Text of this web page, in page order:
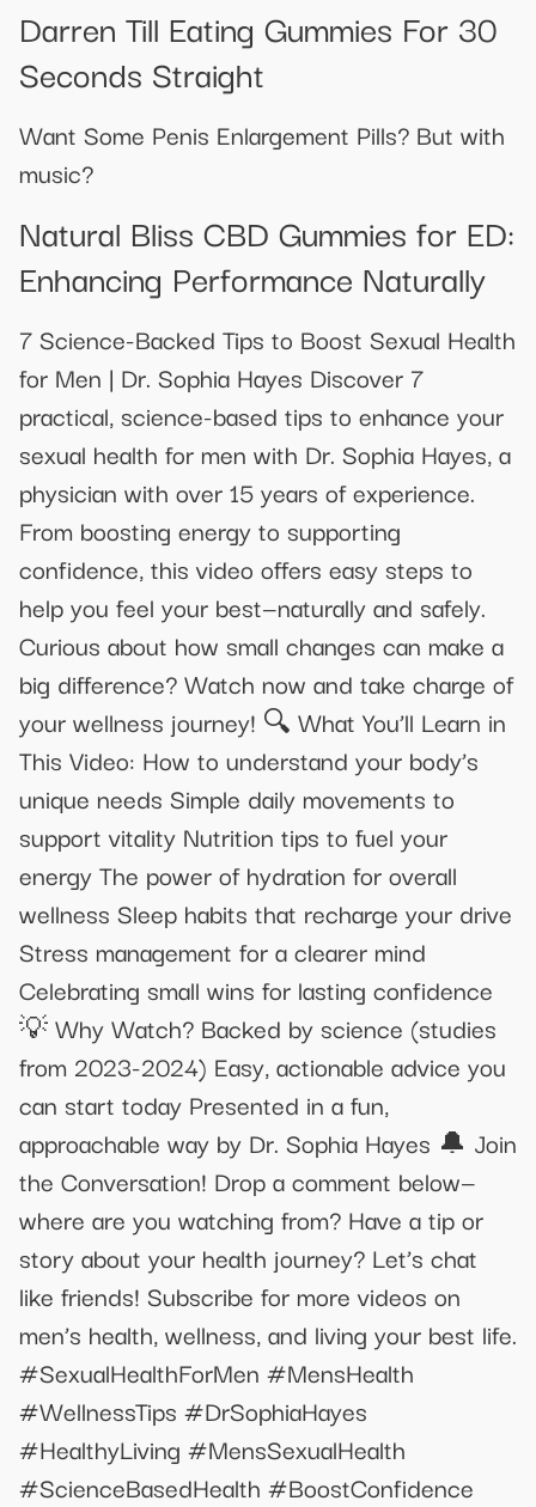
Darren Till Eating Gummies For 30
Seconds Straight
Want Some Penis Enlargement Pills? But with
music?
Natural Bliss CBD Gummies for ED:
Enhancing Performance Naturally
7 Science-Backed Tips to Boost Sexual Health
for Men | Dr. Sophia Hayes Discover 7
practical, science-based tips to enhance your
sexual health for men with Dr. Sophia Hayes, a
physician with over 15 years of experience.
From boosting energy to supporting
confidence, this video offers easy steps to
help you feel your best—naturally and safely.
Curious about how small changes can make a
big difference? Watch now and take charge of
your wellness journey! 🔍 What You’ll Learn in
This Video: How to understand your body’s
unique needs Simple daily movements to
support vitality Nutrition tips to fuel your
energy The power of hydration for overall
wellness Sleep habits that recharge your drive
Stress management for a clearer mind
Celebrating small wins for lasting confidence
💡 Why Watch? Backed by science (studies
from 2023-2024) Easy, actionable advice you
can start today Presented in a fun,
approachable way by Dr. Sophia Hayes 🔔 Join
the Conversation! Drop a comment below—
where are you watching from? Have a tip or
story about your health journey? Let’s chat
like friends! Subscribe for more videos on
men’s health, wellness, and living your best life.
#SexualHealthForMen #MensHealth
#WellnessTips #DrSophiaHayes
#HealthyLiving #MensSexualHealth
#ScienceBasedHealth #BoostConfidence